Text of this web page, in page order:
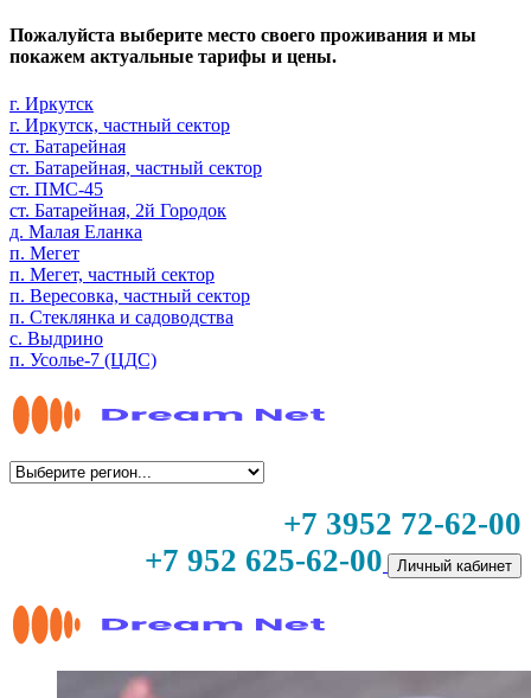
Пожалуйста выберите место своего проживания и мы
покажем актуальные тарифы и цены.
г. Иркутск
г. Иркутск, частный сектор
ст. Батарейная
ст. Батарейная, частный сектор
ст. ПМС-45
ст. Батарейная, 2й Городок
д. Малая Еланка
п. Мегет
п. Мегет, частный сектор
п. Вересовка, частный сектор
п. Стеклянка и садоводства
с. Выдрино
п. Усолье-7 (ЦДС)
+7 3952 72-62-00
+7 952 625-62-00
Личный кабинет